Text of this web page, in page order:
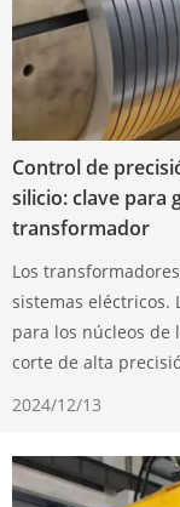
Control de
silicio: clave para
transformador
Los
sistemas eléctricos.
para los núcleos de
corte de alta
2024/12/13